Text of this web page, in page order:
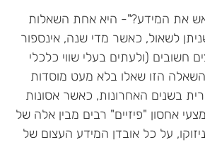
את המידע?"- היא אחת השאלות
לשאול, כאשר מדי שנה, אינספור
חשובים (ולעתים בעלי שווי כלכלי
הזו שאלו בלא מעט מוסדות
בשנים האחרונות, כאשר אסונות
אחסון "פיזיים" רבים מבין אלה של
על כל אובדן המידע העצום של